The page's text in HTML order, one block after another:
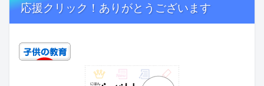
応援クリック！ありがとうございます